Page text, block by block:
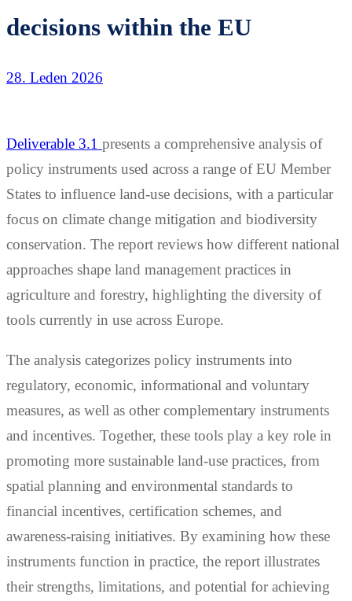
decisions within the EU
28. Leden 2026
Deliverable 3.1 presents a comprehensive analysis of
policy instruments used across a range of EU Member
States to influence land-use decisions, with a particular
focus on climate change mitigation and biodiversity
conservation. The report reviews how different national
approaches shape land management practices in
agriculture and forestry, highlighting the diversity of
tools currently in use across Europe.
The analysis categorizes policy instruments into
regulatory, economic, informational and voluntary
measures, as well as other complementary instruments
and incentives. Together, these tools play a key role in
promoting more sustainable land-use practices, from
spatial planning and environmental standards to
financial incentives, certification schemes, and
awareness-raising initiatives. By examining how these
instruments function in practice, the report illustrates
their strengths, limitations, and potential for achieving